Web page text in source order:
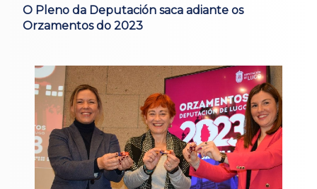
O Pleno da Deputación saca adiante os
Orzamentos do 2023